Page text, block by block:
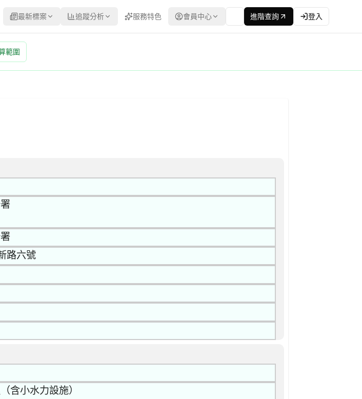
最新標案 追蹤分析 服務特色 會員中心 進階查詢 登入
範圍
001-001-002 | 公開招標 公告
標 | 決標方式：最有利標 採購評選委員名單 | 資料來源：台灣政府電子採購網（公共工程委員
路六號
含小水力設施）